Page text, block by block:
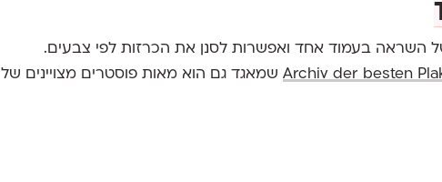
בעמוד אחד ואפשרות לסנן את הכרזות לפי צבעים.
Archiv der bestenשמאגד גם הוא מאות פוסטרים מצויינים של